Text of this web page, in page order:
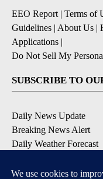
EEO Report| Terms of
Guidelines | About Us |
Applications |
Do Not Sell My
SUBSCRIBE TO
Daily News Update
Breaking News Alert
Daily Weather Forecast
Contests and Promotions